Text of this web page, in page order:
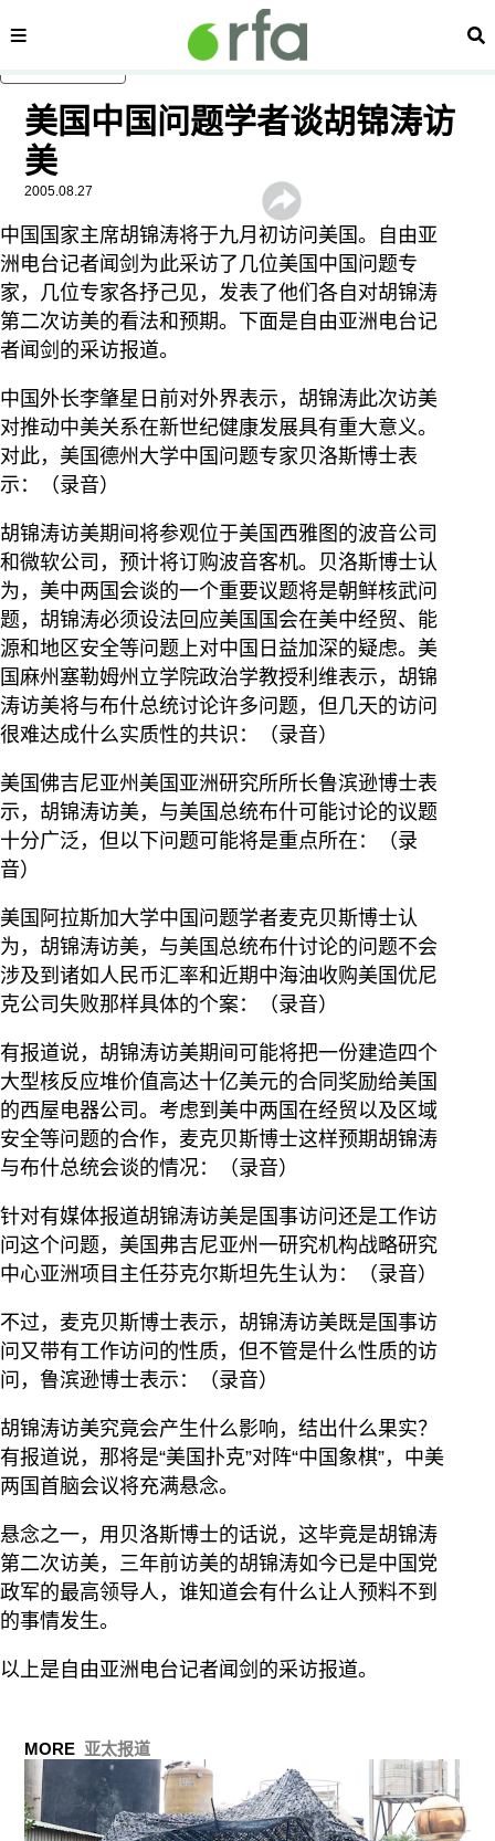
内容分类 搜
美国中国问题学者谈胡锦涛访
美
2005.08.27
中国国家主席胡锦涛将于九月初访问美国。自由亚
洲电台记者闻剑为此采访了几位美国中国问题专
家，几位专家各抒己见，发表了他们各自对胡锦涛
第二次访美的看法和预期。下面是自由亚洲电台记
者闻剑的采访报道。
中国外长李肇星日前对外界表示，胡锦涛此次访美
对推动中美关系在新世纪健康发展具有重大意义。
对此，美国德州大学中国问题专家贝洛斯博士表
示：（录音）
胡锦涛访美期间将参观位于美国西雅图的波音公司
和微软公司，预计将订购波音客机。贝洛斯博士认
为，美中两国会谈的一个重要议题将是朝鲜核武问
题，胡锦涛必须设法回应美国国会在美中经贸、能
源和地区安全等问题上对中国日益加深的疑虑。美
国麻州塞勒姆州立学院政治学教授利维表示，胡锦
涛访美将与布什总统讨论许多问题，但几天的访问
很难达成什么实质性的共识：（录音）
美国佛吉尼亚州美国亚洲研究所所长鲁滨逊博士表
示，胡锦涛访美，与美国总统布什可能讨论的议题
十分广泛，但以下问题可能将是重点所在：（录
音）
美国阿拉斯加大学中国问题学者麦克贝斯博士认
为，胡锦涛访美，与美国总统布什讨论的问题不会
涉及到诸如人民币汇率和近期中海油收购美国优尼
克公司失败那样具体的个案：（录音）
有报道说，胡锦涛访美期间可能将把一份建造四个
大型核反应堆价值高达十亿美元的合同奖励给美国
的西屋电器公司。考虑到美中两国在经贸以及区域
安全等问题的合作，麦克贝斯博士这样预期胡锦涛
与布什总统会谈的情况：（录音）
针对有媒体报道胡锦涛访美是国事访问还是工作访
问这个问题，美国弗吉尼亚州一研究机构战略研究
中心亚洲项目主任芬克尔斯坦先生认为：（录音）
不过，麦克贝斯博士表示，胡锦涛访美既是国事访
问又带有工作访问的性质，但不管是什么性质的访
问，鲁滨逊博士表示：（录音）
胡锦涛访美究竟会产生什么影响，结出什么果实？
有报道说，那将是“美国扑克”对阵“中国象棋”，中美
两国首脑会议将充满悬念。
悬念之一，用贝洛斯博士的话说，这毕竟是胡锦涛
第二次访美，三年前访美的胡锦涛如今已是中国党
政军的最高领导人，谁知道会有什么让人预料不到
的事情发生。
以上是自由亚洲电台记者闻剑的采访报道。
MORE 亚太报道